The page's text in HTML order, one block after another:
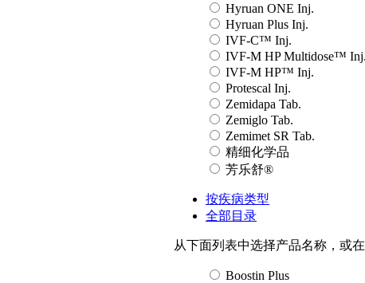
Hyruan ONE Inj.
Hyruan Plus Inj.
IVF-C™ Inj.
IVF-M HP Multidose™ Inj.
IVF-M HP™ Inj.
Protescal Inj.
Zemidapa Tab.
Zemiglo Tab.
Zemimet SR Tab.
精细化学品
芳乐舒®
按疾病类型
全部目录
从下面列表中选择产品名称，或
Boostin Plus